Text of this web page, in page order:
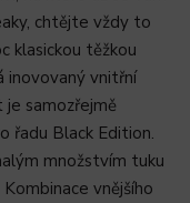
chtějte vždy to
klasickou těžkou
inovovaný vnitřní
samozřejmě
řadu Black Edition.
množstvím tuku
vnějšího